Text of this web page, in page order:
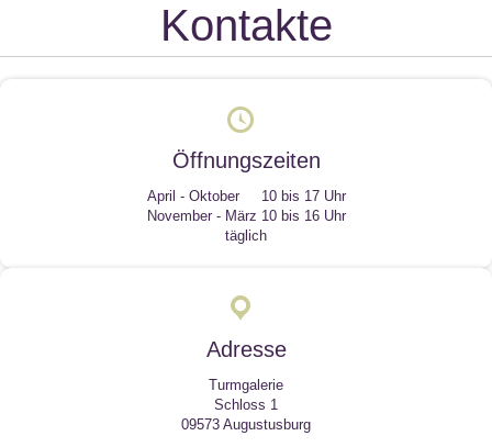
Kontakte
Öffnungszeiten
April - Oktober 10 bis 17 Uhr
November - März 10 bis 16 Uhr
täglich
Adresse
Turmgalerie
Schloss 1
09573 Augustusburg